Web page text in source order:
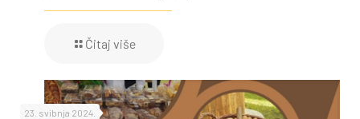
Čitaj više
23. svibnja 2024.